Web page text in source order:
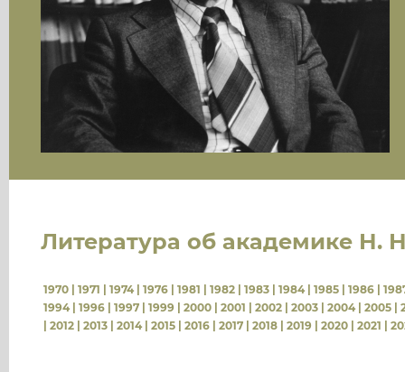
Литература об академике Н.
1970 1971 1974| 1976 1981 1982 1983 1984| 1985 1986
1994| 1996 1997 1999 2000 2001 2002 2003 2004| 2005
2012 2013 2014| 2015 2016 2017 2018 2019 2020 2021